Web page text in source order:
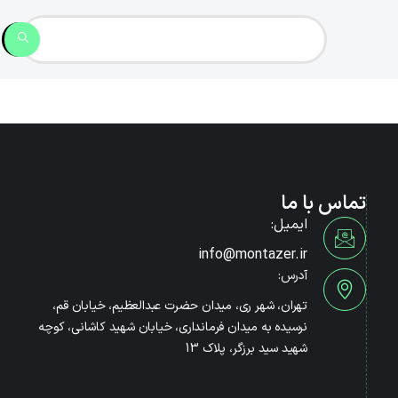
تماس با ما
ایمیل:
info@montazer.ir
آدرس:
تهران، شهر ری، میدان حضرت عبدالعظیم، خیابان قم،
نرسیده به میدان فرمانداری، خیابان شهید کاشانی، کوچه
شهید سید برزگر، پلاک 13